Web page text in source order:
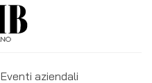
Eventi aziendali